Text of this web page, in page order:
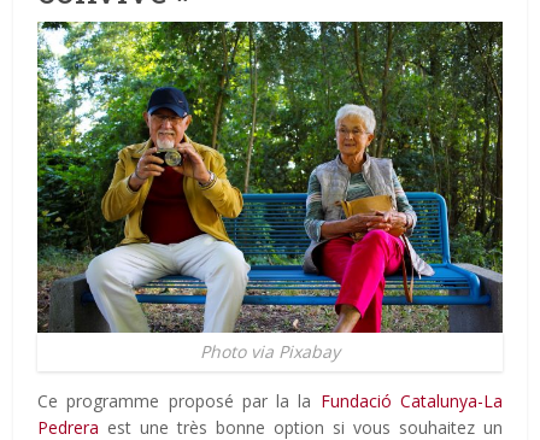
Photo via Pixabay
Ce programme proposé par la la Fundació Catalunya-La
Pedrera est une très bonne option si vous souhaitez un